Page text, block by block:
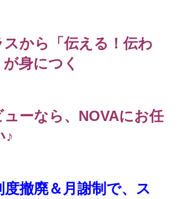
から「伝える！伝わ
身につく
ーなら、NOVAにお任
♪
度撤廃＆月謝制で、ス